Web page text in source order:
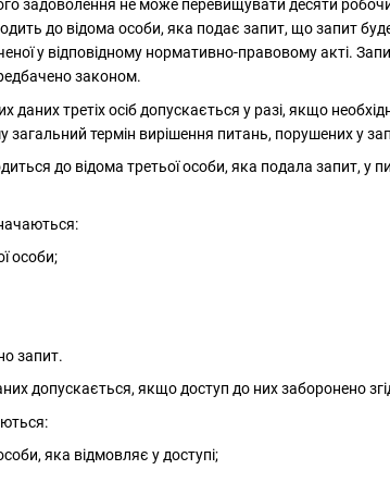
задоволення не може перевищувати десяти
до відома особи, яка подає запит, що запит
у відповідному нормативно-правовому акті.
законом.
даних третіх осіб допускається у разі, якщо
термін вирішення питань, порушених у
до відома третьої особи, яка подала запит,
особи;
запит.
допускається, якщо доступ до них заборонено
яка відмовляє у доступі;